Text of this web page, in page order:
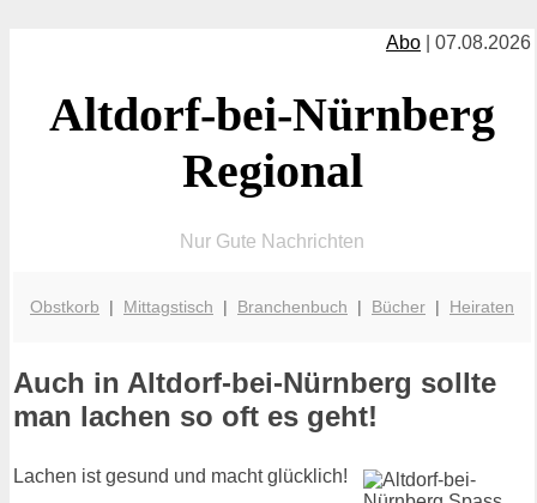
Abo | 07.08.2026
Altdorf-bei-Nürnberg
Regional
Nur Gute Nachrichten
Obstkorb | Mittagstisch | Branchenbuch | Bücher | Heiraten
Auch in Altdorf-bei-Nürnberg sollte
man lachen so oft es geht!
Lachen ist gesund und macht glücklich!